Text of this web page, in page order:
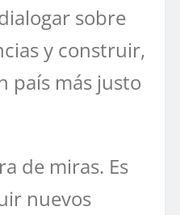
sobre
y construir,
país más justo
de miras. Es
nuevos